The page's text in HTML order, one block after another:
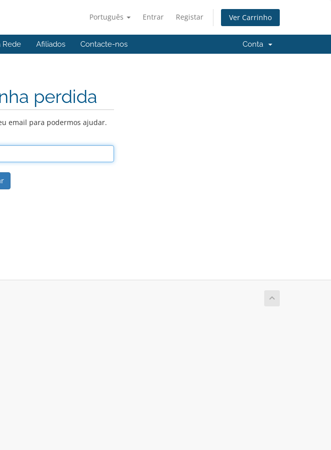
Português Entrar Registar Ver Carrinho
Rede Afiliados Contacte-nos Conta
perdida
email para podermos ajudar.